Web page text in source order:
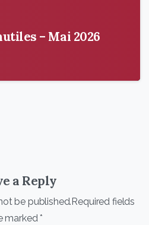
– Mai 2026
a Reply
be published.Required fields
marked *